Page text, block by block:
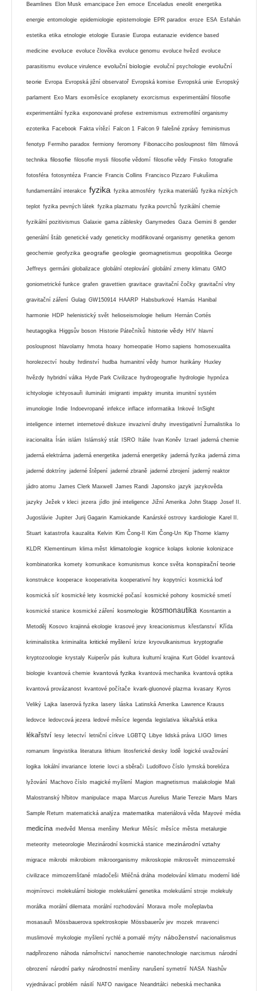
Beamlines Elon Musk emancipace žen emoce Enceladus eneolit energetika
energie entomologie epidemiologie epistemologie EPR paradox eroze ESA Esfahán
estetika etika etnologie etologie Eurasie Europa eutanazie evidence based
medicine evoluce evoluce člověka evoluce genomu evoluce hvězd evoluce
parasitismu evoluce virulence evoluční biologie evoluční psychologie evoluční
teorie Evropa Evropská jižní observatoř Evropská komise Evropská unie Evropský
parlament Exo Mars exoměsíce exoplanety exorcismus experimentální filosofie
experimentální fyzika exponované profese extremismus extremofilní organismy
ezoterika Facebook Fakta vítězí Falcon 1 Falcon 9 falešné zprávy feminismus
fenotyp Fermiho paradox fermiony feromony Fibonacciho posloupnost film filmová
technika filosofie filosofie mysli filosofie vědomí filosofie vědy Finsko fotografie
fotosféra fotosyntéza Francie Francis Collins Francisco Pizzaro Fukušima
fundamentální interakce fyzika fyzika atmosféry fyzika materiálů fyzika nízkých
teplot fyzika pevných látek fyzika plazmatu fyzika povrchů fyzikální chemie
fyzikální pozitivismus Galaxie gama záblesky Ganymedes Gaza Gemini 8 gender
generální štáb genetické vady geneticky modifikované organismy genetika genom
geochemie geofyzika geografie geologie geomagnetismus geopolitika George
Jeffreys germáni globalizace globální oteplování globální zmeny klimatu GMO
goniometrické funkce grafen gravettien gravitace gravitační čočky gravitační vlny
gravitační záření Gulag GW150914 HAARP Habsburkové Hamás Hanibal
harmonie HDP helenistický svět helioseismologie helium Hernán Cortés
heutagogika Higgsův boson Historie Pátečníků historie vědy HIV hlavní
posloupnost hlavolamy hmota hoaxy homeopatie Homo sapiens homosexualita
horolezectví houby hrdinství hudba humanitní vědy humor hurikány Huxley
hvězdy hybridní válka Hyde Park Civilizace hydrogeografie hydrologie hypnóza
ichtyologie ichtyosauři ilumináti imigranti impakty imunita imunitní systém
imunologie Indie Indoevropané infekce inflace informatika Inkové InSight
inteligence internet internetové diskuze invazivní druhy investigativní žurnalistika Io
iracionalita Írán islám Islámský stát ISRO Itálie Ivan Koněv Izrael jaderná chemie
jaderná elektrárna jaderná energetika jaderná energetiky jaderná fyzika jaderná zima
jaderné doktríny jaderné štěpení jaderné zbraně jaderné zbrojení jaderný reaktor
jádro atomu James Clerk Maxwell James Randi Japonsko jazyk jazykověda
jazyky Ježek v kleci jezera jídlo jiné inteligence Jižní Amerika John Stapp Josef II.
Jugoslávie Jupiter Jurij Gagarin Kamiokande Kanárské ostrovy kardiologie Karel II.
Stuart katastrofa kauzalita Kelvin Kim Čong-Il Kim Čong-Un Kip Thorne klamy
KLDR Klementinum klima měst klimatologie kognice kolaps kolonie kolonizace
kombinatorika komety komunikace komunismus konce světa konspirační teorie
konstrukce kooperace kooperativita kooperativní hry kopytníci kosmická loď
kosmická síť kosmické lety kosmické počasí kosmické pohony kosmické smetí
kosmické stanice kosmické záření kosmologie kosmonautika Kosntantin a
Metoděj Kosovo krajinná ekologie krasové jevy kreacionismus křesťanství Křída
kriminalistika kriminalita kritické myšlení krize kryovulkanismus kryptografie
kryptozoologie krystaly Kuiperův pás kultura kulturní krajina Kurt Gödel kvantová
biologie kvantová chemie kvantová fyzika kvantová mechanika kvantová optika
kvantová provázanost kvantové počítače kvark-gluonové plazma kvasary Kyros
Veliký Lajka laserová fyzika lasery láska Latinská Amerika Lawrence Krauss
ledovce ledovcová jezera ledové měsíce legenda legislativa lékařská etika
lékařství lesy letectví letniční církve LGBTQ Libye lidská práva LIGO limes
romanum lingvistika literatura lithium litosferické desky lodě logické uvažování
logika lokální invariance loterie lovci a sběrači Ludolfovo číslo lymská borelióza
lyžování Machovo číslo magické myšlení Magion magnetismus malakologie Mali
Malostranský hřbitov manipulace mapa Marcus Aurelius Marie Terezie Mars Mars
Sample Return matematická analýza matematika materiálová věda Mayové média
medicína medvěd Mensa menšiny Merkur Měsíc měsíce města metalurgie
meteority meteorologie Mezinárodní kosmická stanice mezinárodní vztahy
migrace mikrobi mikrobiom mikroorganismy mikroskopie mikrosvět mimozemské
civilizace mimozemšťané mladočeši Mléčná dráha modelování klimatu moderní lidé
mojmírovci molekulární biologie molekulární genetika molekulární stroje molekuly
morálka morální dilemata morální rozhodování Morava moře mořeplavba
mosasauři Mössbauerova spektroskopie Mössbauerův jev mozek mravenci
muslimové mykologie myšlení rychlé a pomalé mýty náboženství nacionalismus
nadpřirozeno náhoda námořnictví nanochemie nanotechnologie narcismus národní
obrození národní parky národnostní menšiny narušení symetrií NASA Nashův
vyjednávací problém násilí NATO navigace Neandrtálci nebeská mechanika